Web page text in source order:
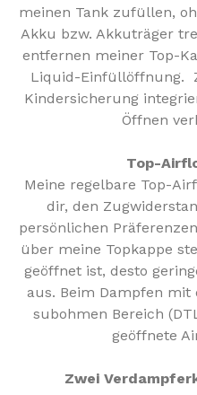
meinen Tank zufüllen,
Akku bzw. Akkuträger
entfernen meiner Top-
Liquid-Einfüllöffnung.
Kindersicherung
Öffnen
Top-
Meine regelbare Top-
dir, den
persönlichen
über meine Topkappe
geöffnet ist, desto
aus. Beim Dampfen
subohmen Bereich
geöffnete
Zwei